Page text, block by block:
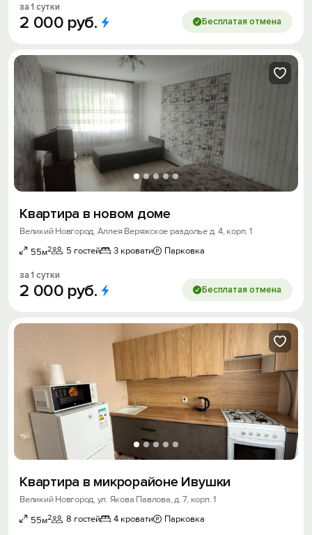
за 1 сутки
2 000 руб. Бесплатая отмена
Квартира в новом доме
Великий Новгород, Аллея Веряжское раздолье д. 4, корп. 1
55м2 5 гостей 3 кровати Парковка
за 1 сутки
2 000 руб. Бесплатая отмена
Квартира в микрорайоне Ивушки
Великий Новгород, ул. Якова Павлова, д. 7, корп. 1
55м2 8 гостей 4 кровати Парковка